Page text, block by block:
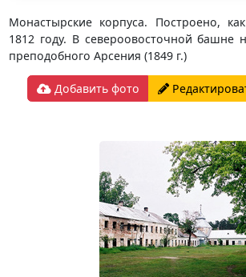
Монастырские корпуса. Построено,
1812 году. В североовосточной башне
преподобного Арсения (1849 г.)
Добавить фото